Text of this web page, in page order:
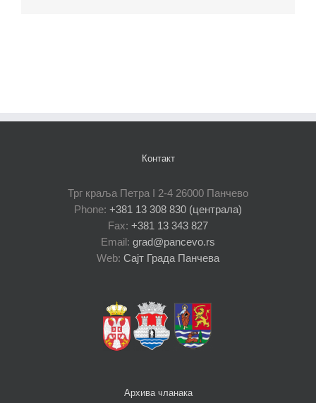
Контакт
Трг краља Петра I 2-4 26000 Панчево
Phone: +381 13 308 830 (централа)
Fax: +381 13 343 827
Email: grad@pancevo.rs
Web: Сајт Града Панчева
Архива чланака